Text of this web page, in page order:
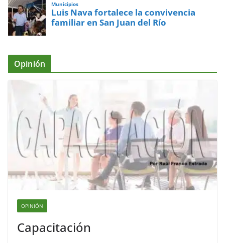
Municipios
Luis Nava fortalece la convivencia
familiar en San Juan del Río
Opinión
OPINIÓN
Capacitación